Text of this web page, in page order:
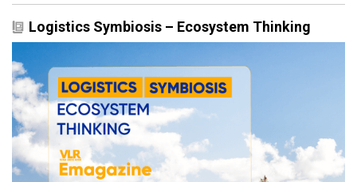
Logistics Symbiosis – Ecosystem Thinking